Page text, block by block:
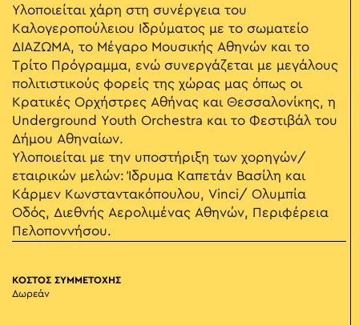
Υλοποιείται χάρη στη συνέργεια του
Καλογεροπούλειου Ιδρύματος με το σωματείο
ΔΙΑΖΩΜΑ, το Μέγαρο Μουσικής Αθηνών και το
Τρίτο Πρόγραμμα, ενώ συνεργάζεται με μεγάλους
πολιτιστικούς φορείς της χώρας μας όπως οι
Κρατικές Ορχήστρες Αθήνας και Θεσσαλονίκης, η
Underground Youth Orchestra και το Φεστιβάλ του
Δήμου Αθηναίων.
Υλοποιείται με την υποστήριξη των χορηγών/
εταιρικών μελών: Ίδρυμα Καπετάν Βασίλη και
Κάρμεν Κωνσταντακόπουλου, Vinci/ Ολυμπία
Οδός, Διεθνής Αερολιμένας Αθηνών, Περιφέρεια
Πελοποννήσου.
ΚΟΣΤΟΣ ΣΥΜΜΕΤΟΧΗΣ
Δωρεάν